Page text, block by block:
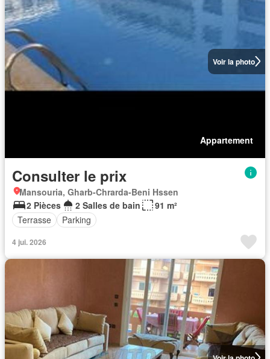
Voir la photo
Appartement
Consulter le prix
Mansouria, Gharb-Chrarda-Beni Hssen
2 Pièces
2 Salles de bain
91 m²
Terrasse
Parking
4 jui. 2026